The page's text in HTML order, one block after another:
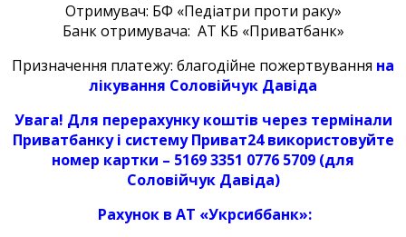
Отримувач: БФ «Педіатри проти раку»
Банк отримувача: АТ КБ «Приватбанк»
Призначення платежу: благодійне пожертвування на
лікування Соловійчук Давіда
Увага! Для перерахунку коштів через термінали
Приватбанку і систему Приват24 використовуйте
номер картки – 5169 3351 0776 5709 (для
Соловійчук Давіда)
Рахунок в АТ «Укрсиббанк»: